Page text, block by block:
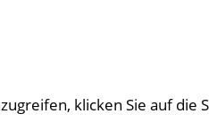
klicken Sie auf die